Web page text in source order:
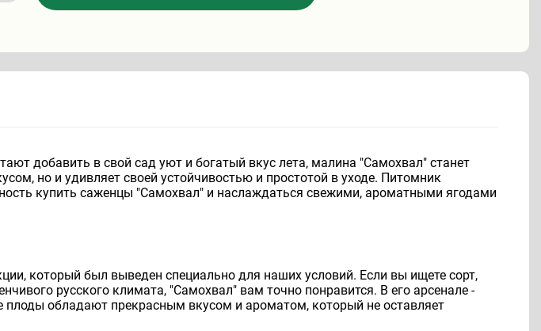
добавить в свой сад уют и богатый вкус лета, малина "Самохвал" станет
но и удивляет своей устойчивостью и простотой в уходе. Питомник
купить саженцы "Самохвал" и наслаждаться свежими, ароматными ягодами
который был выведен специально для наших условий. Если вы ищете сорт,
русского климата, "Самохвал" вам точно понравится. В его арсенале -
обладают прекрасным вкусом и ароматом, который не оставляет